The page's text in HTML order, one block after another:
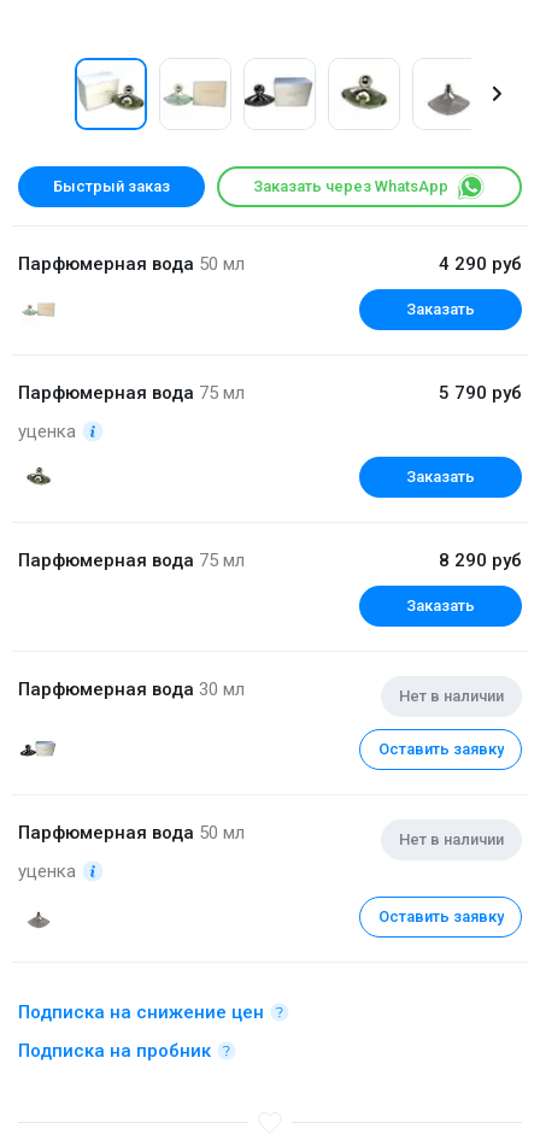
Быстрый заказ Заказать через WhatsApp
Парфюмерная вода 50 мл 4 290 руб
Заказать
Парфюмерная вода 75 мл
уценка
5 790 руб
Заказать
Парфюмерная вода 75 мл 8 290 руб
Заказать
Парфюмерная вода 30 мл Нет в наличии
Оставить заявку
Парфюмерная вода 50 мл
уценка
Нет в наличии
Оставить заявку
Подписка на снижение цен
Подписка на пробник